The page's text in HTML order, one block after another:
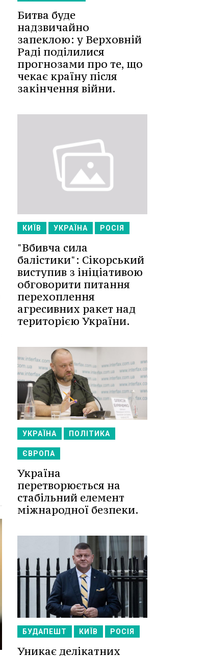
Битва буде
надзвичайно
запеклою: у Верховній
Раді поділилися
прогнозами про те, що
чекає країну після
закінчення війни.
КИЇВ УКРАЇНА РОСІЯ
"Вбивча сила
балістики": Сікорський
виступив з ініціативою
обговорити питання
перехоплення
агресивних ракет над
територією України.
УКРАЇНА ПОЛІТИКА
ЄВРОПА
Україна
перетворюється на
стабільний елемент
міжнародної безпеки.
БУДАПЕШТ КИЇВ РОСІЯ
Уникає делікатних